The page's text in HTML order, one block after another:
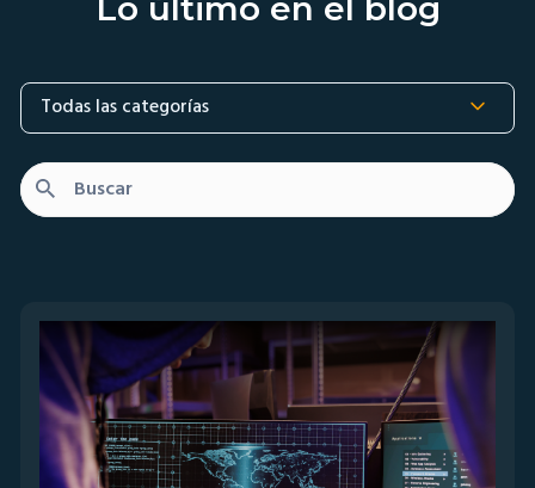
Lo último en el blog
Todas las categorías